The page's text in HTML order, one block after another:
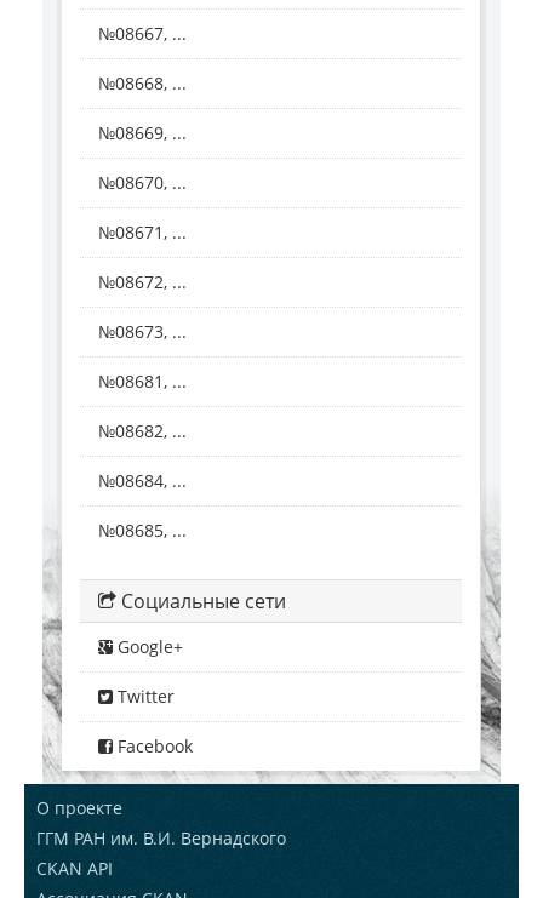
№08667, ...
№08668, ...
№08669, ...
№08670, ...
№08671, ...
№08672, ...
№08673, ...
№08681, ...
№08682, ...
№08684, ...
№08685, ...
Социальные сети
Google+
Twitter
Facebook
О проекте
ГГМ РАН им. В.И. Вернадского
CKAN API